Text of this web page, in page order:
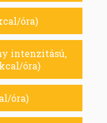
óra)
intenzitású,
óra)
óra)